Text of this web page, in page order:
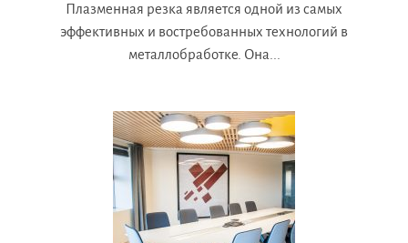
Плазменная резка является одной из самых
эффективных и востребованных технологий в
металлобработке. Она...